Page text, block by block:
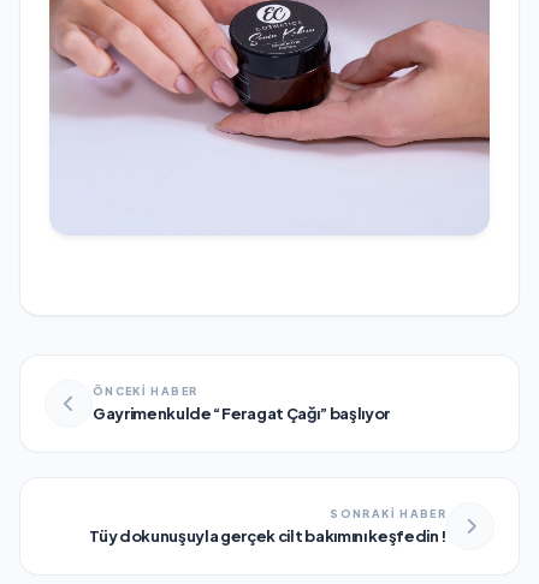
ÖNCEKİ HABER
Gayrimenkulde “Feragat Çağı” başlıyor
SONRAKİ HABER
Tüy dokunuşuyla gerçek cilt bakımını keşfedin !